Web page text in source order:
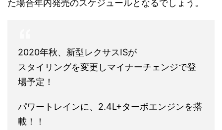
た場合年内発売のスケジュールとなるでしょう。
2020年秋、新型レクサスISが
スタイリングを変更しマイナーチェンジで登
場予定！
パワートレインに、2.4L+ターボエンジンを搭
載！！